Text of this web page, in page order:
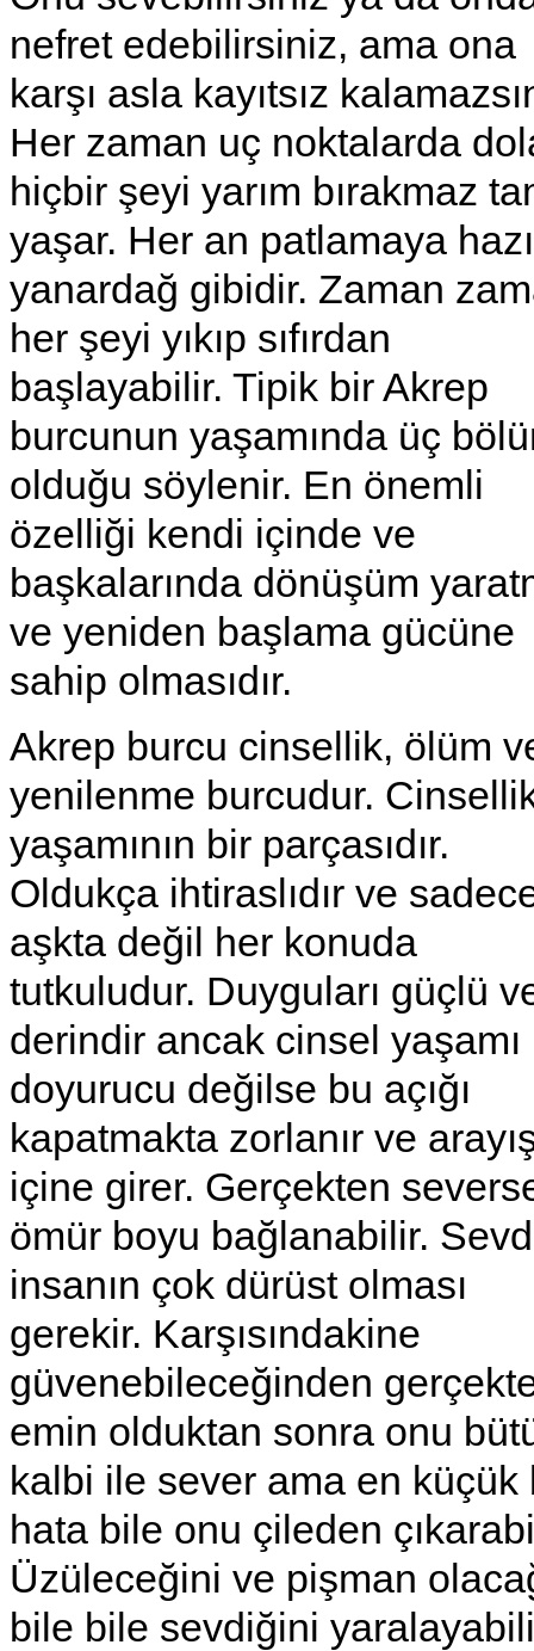
nefret edebilirsiniz, ama ona
karşı asla kayıtsız
Her zaman uç noktalarda
hiçbir şeyi yarım bırakmaz
yaşar. Her an patlamaya
yanardağ gibidir. Zaman
her şeyi yıkıp sıfırdan
başlayabilir. Tipik bir Akrep
burcunun yaşamında üç
olduğu söylenir. En önemli
özelliği kendi içinde ve
başkalarında dönüşüm
ve yeniden başlama gücüne
sahip olmasıdır.
Akrep burcu cinsellik, ölüm
yenilenme burcudur.
yaşamının bir parçasıdır.
Oldukça ihtiraslıdır ve
aşkta değil her konuda
tutkuludur. Duyguları güçlü
derindir ancak cinsel yaşamı
doyurucu değilse bu açığı
kapatmakta zorlanır ve
içine girer. Gerçekten
ömür boyu bağlanabilir.
insanın çok dürüst olması
gerekir. Karşısındakine
güvenebileceğinden
emin olduktan sonra onu
kalbi ile sever ama en küçük
hata bile onu çileden
Üzüleceğini ve pişman
bile bile sevdiğini